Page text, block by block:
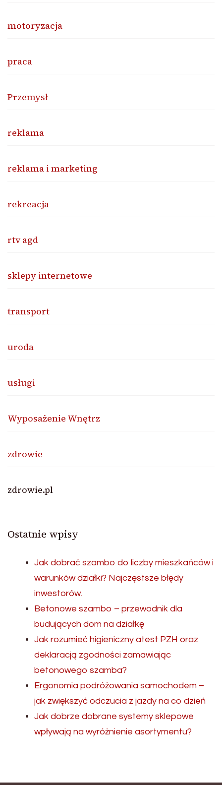
motoryzacja
praca
Przemysł
reklama
reklama i marketing
rekreacja
rtv agd
sklepy internetowe
transport
uroda
usługi
Wyposażenie Wnętrz
zdrowie
zdrowie.pl
Ostatnie wpisy
Jak dobrać szambo do liczby mieszkańców i
warunków działki? Najczęstsze błędy
inwestorów.
Betonowe szambo – przewodnik dla
budujących dom na działkę
Jak rozumieć higieniczny atest PZH oraz
deklaracją zgodności zamawiając
betonowego szamba?
Ergonomia podróżowania samochodem –
jak zwiększyć odczucia z jazdy na co dzień
Jak dobrze dobrane systemy sklepowe
wpływają na wyróżnienie asortymentu?